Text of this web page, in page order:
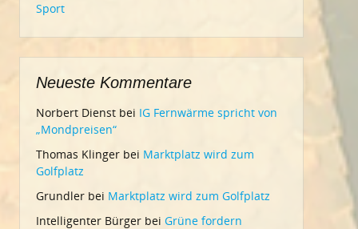
Sport
Neueste Kommentare
Norbert Dienst bei IG Fernwärme spricht von
„Mondpreisen“
Thomas Klinger bei Marktplatz wird zum
Golfplatz
Grundler bei Marktplatz wird zum Golfplatz
Intelligenter Bürger bei Grüne fordern